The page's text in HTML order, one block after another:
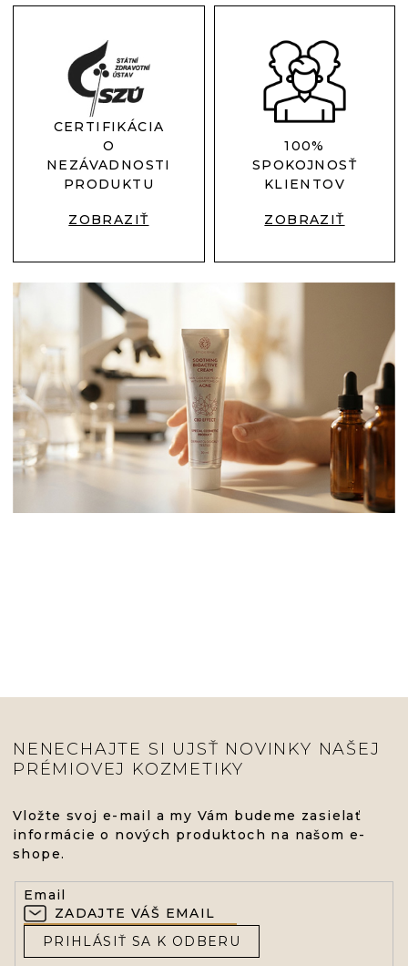
CERTIFIKÁCIA
O
NEZÁVADNOSTI
PRODUKTU
ZOBRAZIŤ
100%
SPOKOJNOSŤ
KLIENTOV
ZOBRAZIŤ
NENECHAJTE SI UJSŤ NOVINKY NAŠEJ
PRÉMIOVEJ KOZMETIKY
Vložte svoj e-mail a my Vám budeme zasielať
informácie o nových produktoch na našom e-
shope.
Email
PRIHLÁSIŤ SA K ODBERU